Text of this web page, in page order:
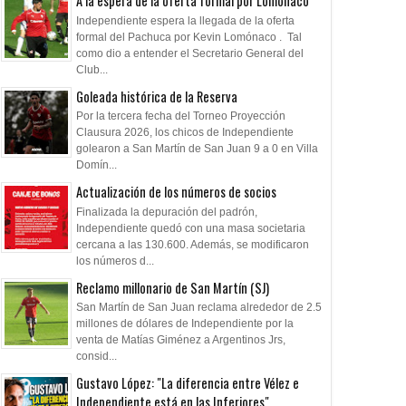
Independiente espera la llegada de la oferta
formal del Pachuca por Kevin Lomónaco . Tal
como dio a entender el Secretario General del
Club...
Goleada histórica de la Reserva
Por la tercera fecha del Torneo Proyección
Clausura 2026, los chicos de Independiente
golearon a San Martín de San Juan 9 a 0 en Villa
Domín...
Actualización de los números de socios
Finalizada la depuración del padrón,
Independiente quedó con una masa societaria
cercana a las 130.600. Además, se modificaron
los números d...
Reclamo millonario de San Martín (SJ)
San Martín de San Juan reclama alrededor de 2.5
millones de dólares de Independiente por la
venta de Matías Giménez a Argentinos Jrs,
consid...
Gustavo López: "La diferencia entre Vélez e
Independiente está en las Inferiores"